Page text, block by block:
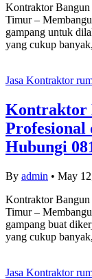
Kontraktor Bangun
Timur –
gampang untuk
yang cukup
Jasa Kontraktor
Kontraktor
Hubungi
By admin • May
Kontraktor Bangun
Timur –
gampang buat
yang cukup
Jasa Kontraktor